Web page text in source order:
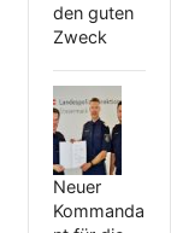
den guten
Zweck
Neuer
Kommanda